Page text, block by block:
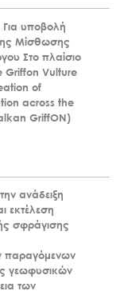
υποβολή
Μίσθωσης
Στο πλαίσιο
Griffon Vulture
of
across the
GriffON)
ανάδειξη
εκτέλεση
σφράγισης
παραγόμενων
γεωφυσικών
των